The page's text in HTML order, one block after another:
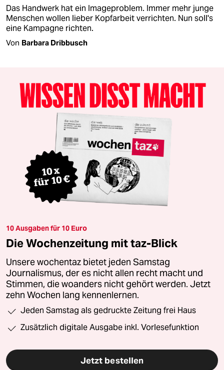
Das Handwerk hat ein Imageproblem. Immer mehr junge
Menschen wollen lieber Kopfarbeit verrichten. Nun soll's
eine Kampagne richten.
Von Barbara Dribbusch
10 Ausgaben für 10 Euro
Die Wochenzeitung mit taz-Blick
Unsere wochentaz bietet jeden Samstag
Journalismus, der es nicht allen recht macht und
Stimmen, die woanders nicht gehört werden. Jetzt
zehn Wochen lang kennenlernen.
Jeden Samstag als gedruckte Zeitung frei Haus
Zusätzlich digitale Ausgabe inkl. Vorlesefunktion
Jetzt bestellen